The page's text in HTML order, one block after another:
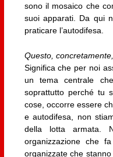
sono il mosaico che
suoi apparati. Da qui
praticare l’autodifesa.
Questo,
Significa che per noi
un tema centrale
soprattutto perché tu
cose, occorre essere
e autodifesa, non
della lotta armata.
organizzazione che
organizzate che